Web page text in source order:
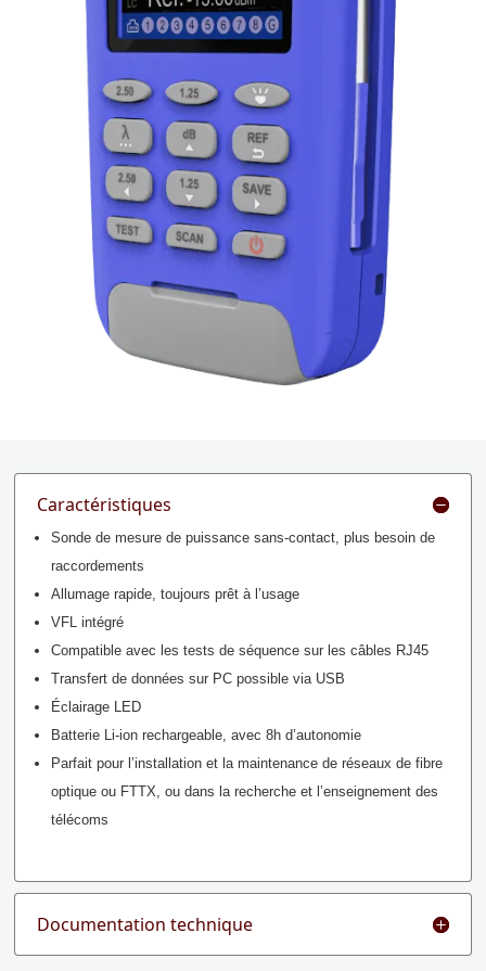
Caractéristiques
Sonde de mesure de puissance sans-contact, plus besoin de
raccordements
Allumage rapide, toujours prêt à l’usage
VFL intégré
Compatible avec les tests de séquence sur les câbles RJ45
Transfert de données sur PC possible via USB
Éclairage LED
Batterie Li-ion rechargeable, avec 8h d’autonomie
Parfait pour l’installation et la maintenance de réseaux de fibre
optique ou FTTX, ou dans la recherche et l’enseignement des
télécoms
Documentation technique